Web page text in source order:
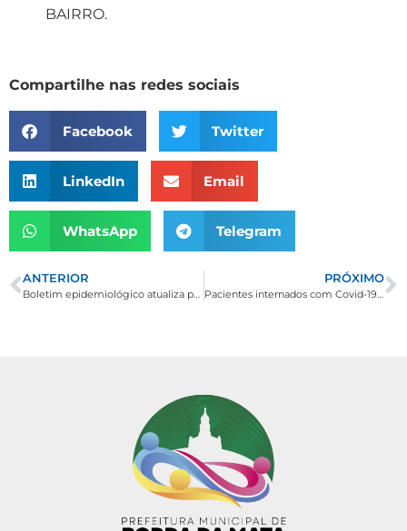
BAIRRO.
Compartilhe nas redes sociais
Facebook Twitter
LinkedIn Email
WhatsApp Telegram
ANTERIOR
Boletim epidemiológico atualiza para 12 o número de casos de Covid-19 em Borda da Mata. Dez pacientes curados. Dois seguem internados.
PRÓXIMO
Pacientes internados com Covid-19 recebem alta hospitalar. Todos os casos registrados em Borda da Mata estão recuperados.